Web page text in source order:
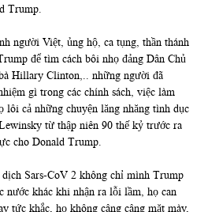
Trump.
người Việt, ủng hộ, ca tụng, thần thánh
để tìm cách bôi nhọ đảng Dân Chủ
Hillary Clinton,.. những người đã
gì trong các chính sách, việc làm
lôi cả những chuyện lăng nhăng tình dục
từ thập niên 90 thế kỷ trước ra
cho Donald Trump.
Sars-CoV 2 không chỉ mình Trump
nước khác khi nhận ra lỗi lầm, họ can
tức khắc, họ không câng câng mặt mày,